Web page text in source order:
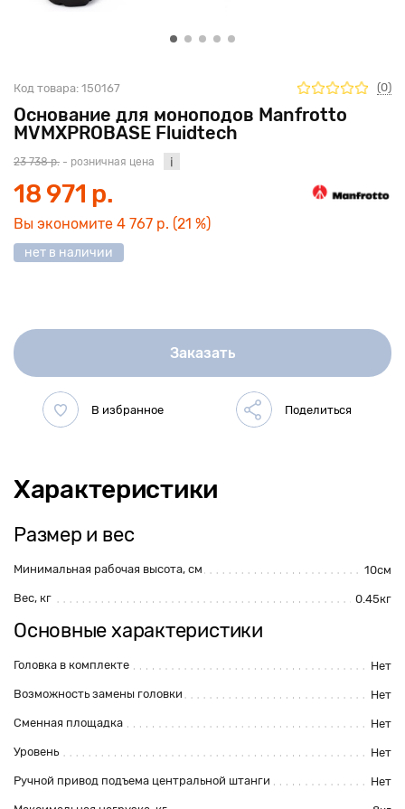
Основание для моноподов Manfrotto
MVMXPROBASE Fluidtech
Код товара: 150167 (0)
23 738 р. - розничная цена
18 971 р.
Вы экономите 4 767 р. (21 %)
нет в наличии
Заказать
Характеристики
Размер и вес
Минимальная рабочая высота, см 10см
Вес, кг 0.45кг
Основные характеристики
Головка в комплекте Нет
Возможность замены головки Нет
Сменная площадка Нет
Уровень Нет
Ручной привод подъема центральной штанги Нет